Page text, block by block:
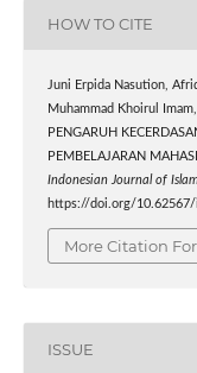
HOW TO CITE
Juni Erpida Nasution,
Muhammad Khoirul
PENGARUH
PEMBELAJARAN
Indonesian Journal of
https://doi.org/
More Citation
ISSUE